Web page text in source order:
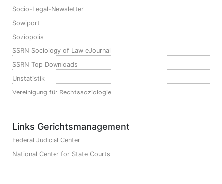
Socio-Legal-Newsletter
Sowiport
Soziopolis
SSRN Sociology of Law eJournal
SSRN Top Downloads
Unstatistik
Vereinigung für Rechtssoziologie
Links Gerichtsmanagement
Federal Judicial Center
National Center for State Courts